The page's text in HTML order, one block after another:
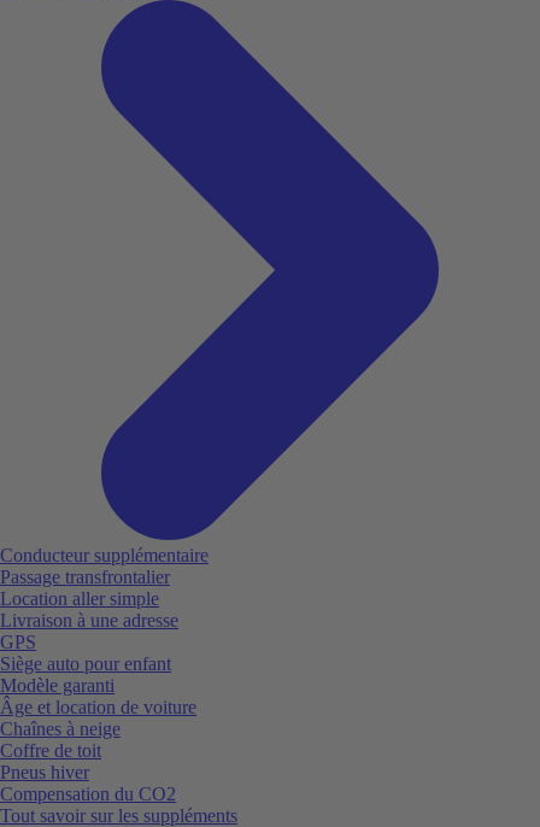
Conducteur supplémentaire
Passage transfrontalier
Location aller simple
Livraison à une adresse
GPS
Siège auto pour enfant
Modèle garanti
Âge et location de voiture
Chaînes à neige
Coffre de toit
Pneus hiver
Compensation du CO2
Tout savoir sur les suppléments